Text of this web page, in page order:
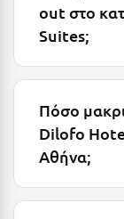
Πύργος
Ρ
Ρέθυμνο
Ρόδος
out στο
Suites;
Πόσο
Dilofo
Αθήνα;